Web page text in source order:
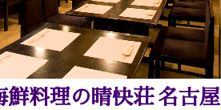
鮮料理の晴快荘 名古屋